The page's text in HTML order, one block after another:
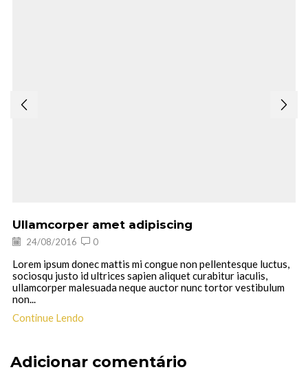
Ullamcorper amet adipiscing
24/08/2016 0
Lorem ipsum donec mattis mi congue non pellentesque luctus,
sociosqu justo id ultrices sapien aliquet curabitur iaculis,
ullamcorper malesuada neque auctor nunc tortor vestibulum
non...
Continue Lendo
Adicionar comentário